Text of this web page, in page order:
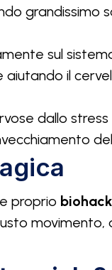
grandissimo
sul
il
dallo
proprio
movimento,